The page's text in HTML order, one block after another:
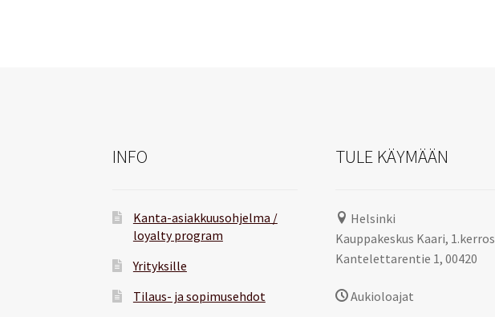
INFO
Kanta-asiakkuusohjelma /
loyalty program
Yrityksille
Tilaus- ja sopimusehdot
TULE KÄYMÄÄN
Helsinki
Kauppakeskus Kaari, 1.kerros
Kantelettarentie 1, 00420
Aukioloajat